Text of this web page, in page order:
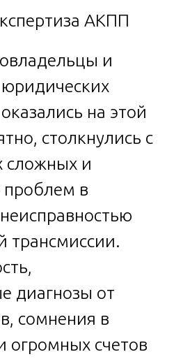
и
на этой
столкнулись с
сложных и
проблем в
трансмиссии.
диагнозы от
сомнения в
огромных счетов